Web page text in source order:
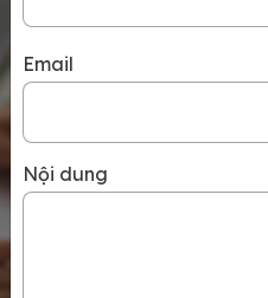
những chiếc buồm –
Email
Nội dung